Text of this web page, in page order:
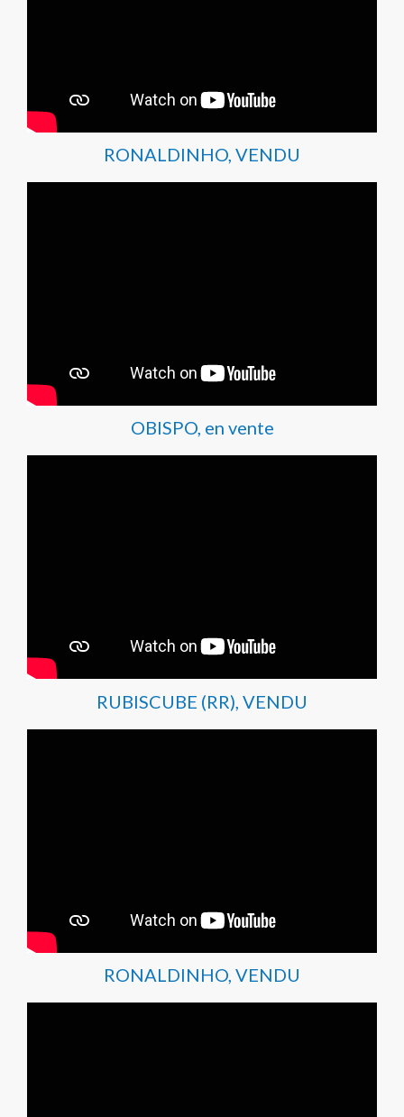
RONALDINHO, VENDU
OBISPO, en vente
RUBISCUBE (RR), VENDU
RONALDINHO, VENDU